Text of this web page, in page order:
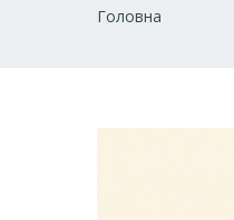
Рядок
Головна